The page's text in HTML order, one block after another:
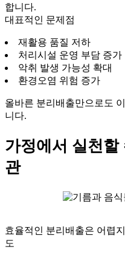
합니다.
대표적인 문제점
재활용 품질 저하
처리시설 운영 부담 증가
악취 발생 가능성 확대
환경오염 위험 증가
올바른 분리배출만으로도
니다.
가정에서 실천할
관
효율적인 분리배출은 어렵
도